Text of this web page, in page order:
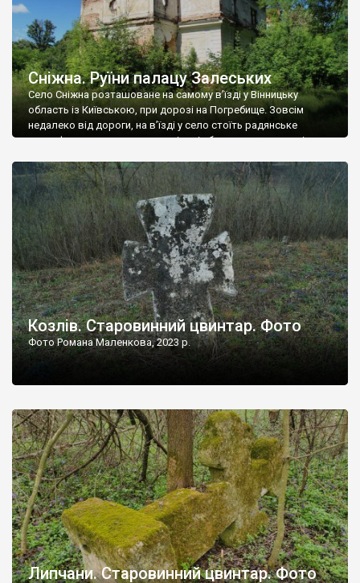
Сніжна. Руїни палацу Залеських
Село Сніжна розташоване на самому в’їзді у Вінницьку
область із Київською, при дорозі на Погребище. Зовсім
недалеко від дороги, на в’їзді у село стоїть радянське
рельєфне пано, яке показує жінку і яблуню, а трохи далі, десь
не видно, але видно дві стареньких колії у траві – […]
Козлів. Старовинний цвинтар. Фото
Фото Романа Маленкова, 2023 р.
Липчани. Старовинний цвинтар. Фото